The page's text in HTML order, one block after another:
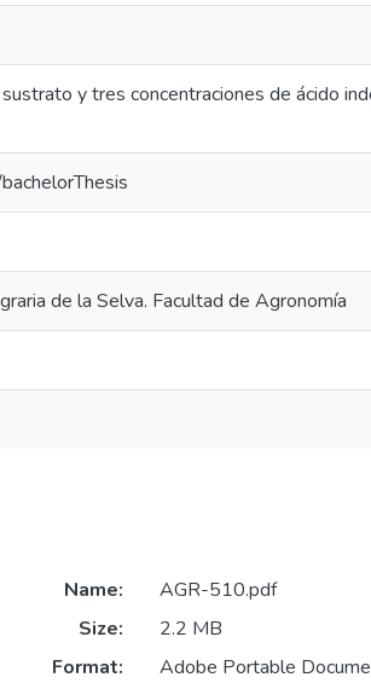
y tres concentraciones de ácido
de la Selva. Facultad de Agronomía
Name:
AGR-510.pdf
Size:
2.2 MB
Format:
Adobe Portable